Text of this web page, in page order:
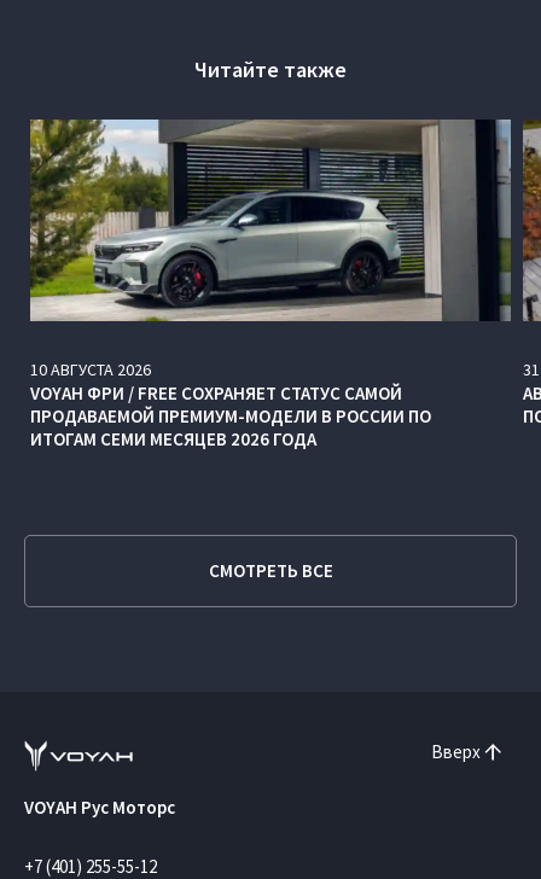
Читайте также
10АВГУСТА 2026
VOYAH ФРИ / FREE СОХРАНЯЕТ СТАТУС САМОЙ
ПРОДАВАЕМОЙ ПРЕМИУМ-МОДЕЛИ В РОССИИ ПО
ИТОГАМ СЕМИ МЕСЯЦЕВ 2026 ГОДА
31
СМОТРЕТЬ ВСЕ
Вверх
VOYAH Рус Моторс
+7 (401) 255-55-12